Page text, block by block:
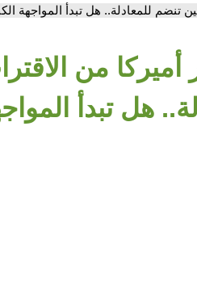
تنضم للمعادلة.. هل تبدأ المواجهة
من
هل تبدأ